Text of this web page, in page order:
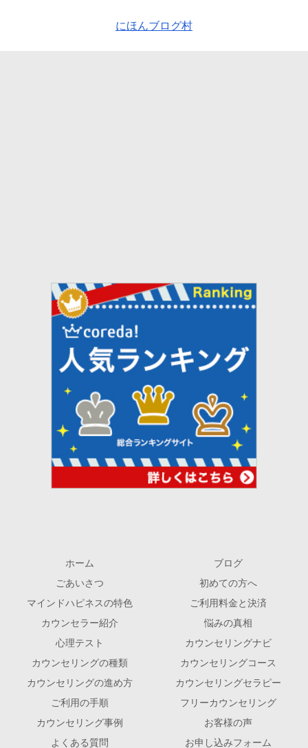
にほんブログ村
ホーム
ブログ
ごあいさつ
初めての方へ
マインドハピネスの特色
ご利用料金と決済
カウンセラー紹介
悩みの真相
心理テスト
カウンセリングナビ
カウンセリングの種類
カウンセリングコース
カウンセリングの進め方
カウンセリングセラピー
ご利用の手順
フリーカウンセリング
カウンセリング事例
お客様の声
よくある質問
お申し込みフォーム